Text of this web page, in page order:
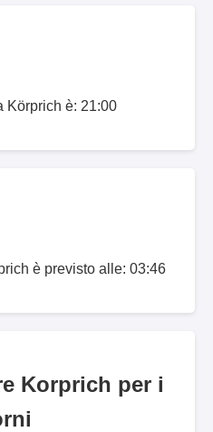
Körprich è: 21:00
è previsto alle: 03:46
Korprich per i